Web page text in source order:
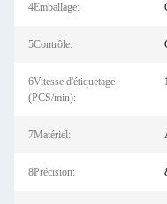
4Emballage:
5Contrôle:
6Vitesse d'étiquetage
(PCS/min):
7Matériel:
8Précision: